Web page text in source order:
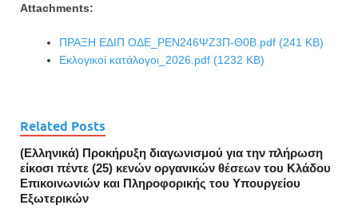
Attachments:
ΠΡΑΞΗ ΕΔΙΠ ΟΔΕ_ΡΕΝ246ΨΖ3Π-Θ0Β.pdf (241 KB)
Εκλογικοί κατάλογοι_2026.pdf (1232 KB)
Related Posts
(Ελληνικά) Προκήρυξη διαγωνισμού για την πλήρωση
είκοσι πέντε (25) κενών οργανικών θέσεων του Κλάδου
Επικοινωνιών και Πληροφορικής του Υπουργείου
Εξωτερικών